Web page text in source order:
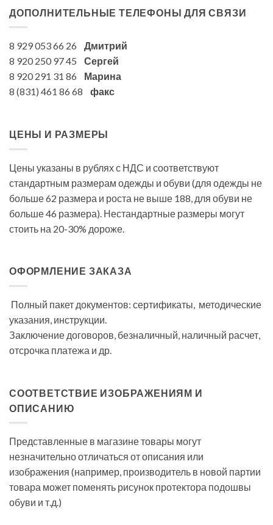
ДОПОЛНИТЕЛЬНЫЕ ТЕЛЕФОНЫ ДЛЯ СВЯЗИ
8 929 053 66 26 Дмитрий
8 920 250 97 45 Сергей
8 920 291 31 86 Марина
8 (831) 461 86 68 факс
ЦЕНЫ И РАЗМЕРЫ
Цены указаны в рублях с НДС и соответствуют
стандартным размерам одежды и обуви (для одежды не
больше 62 размера и роста не выше 188, для обуви не
больше 46 размера). Нестандартные размеры могут
стоить на 20-30% дороже.
ОФОРМЛЕНИЕ ЗАКАЗА
Полный пакет документов: сертификаты, методические
указания, инструкции.
Заключение договоров, безналичный, наличный расчет,
отсрочка платежа и др.
СООТВЕТСТВИЕ ИЗОБРАЖЕНИЯМ И
ОПИСАНИЮ
Представленные в магазине товары могут
незначительно отличаться от описания или
изображения (например, производитель в новой партии
товара может поменять рисунок протектора подошвы
обуви и т.д.)